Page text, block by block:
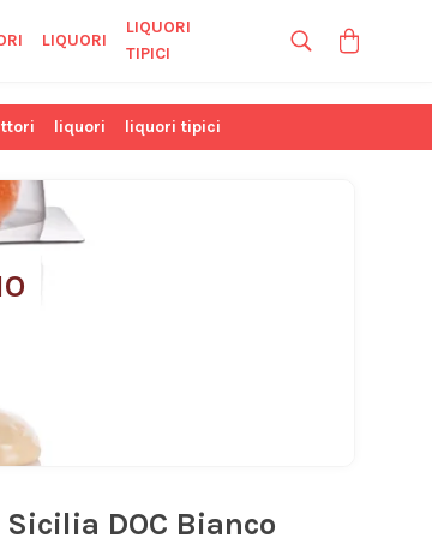
LIQUORI
LIQUORI
TIPICI
liquori liquori tipici
DOC Bianco